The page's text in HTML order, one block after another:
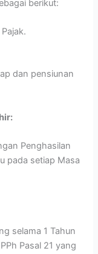
berikut:
dan pensiunan
Penghasilan
pada setiap Masa
selama 1 Tahun
Pasal 21 yang